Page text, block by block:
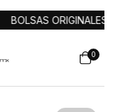
BOLSAS ORIGINALES
0